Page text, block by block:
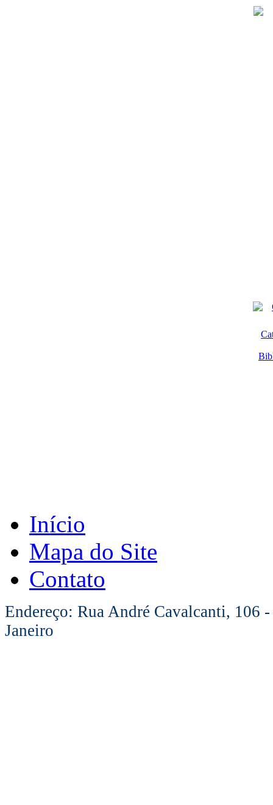
Início
Mapa do Site
Contato
Endereço: Rua André Cavalcanti, 106
Janeiro